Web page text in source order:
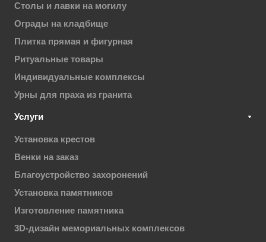
Столы и лавки на могилу
Ограды на кладбище
Плитка прямая и фигурная
Ритуальные товары
Индивидуальные комплексы
Урны для праха из гранита
Услуги
Установка крестов
Венки на заказ
Благоустройство захоронений
Установка памятников
Изготовление памятника
3D-дизайн мемориальных комплексов